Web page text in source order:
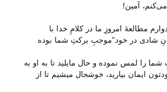
آمین!
مطالعهٔ امروزِ ما در کلامِ خدا با
شادی در خود”موجبِ برکتِ شما بوده
را لمس نموده و حال مایلید تا به او به
ایمان بیارید، خوشحال میشیم تا از